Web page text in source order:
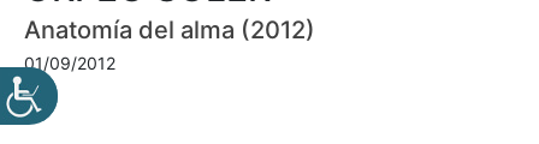
Anatomía del alma (2012)
01/09/2012